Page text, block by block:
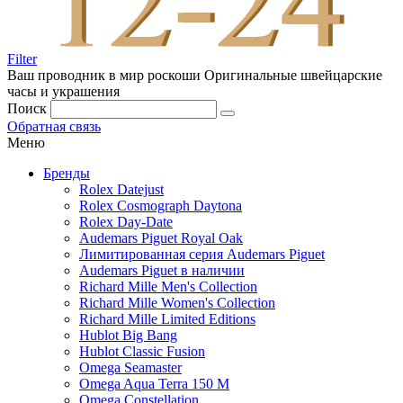
Filter
Ваш проводник в мир роскоши Оригинальные швейцарские
часы и украшения
Поиск
Обратная связь
Меню
Бренды
Rolex Datejust
Rolex Cosmograph Daytona
Rolex Day-Date
Audemars Piguet Royal Oak
Лимитированная серия Audemars Piguet
Audemars Piguet в наличии
Richard Mille Men's Collection
Richard Mille Women's Collection
Richard Mille Limited Editions
Hublot Big Bang
Hublot Classic Fusion
Omega Seamaster
Omega Aqua Terra 150 M